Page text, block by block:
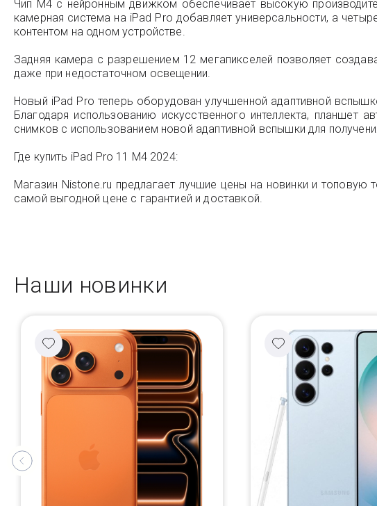
Чип M4 с нейронным движком обеспечивает высокую
камерная система на iPad Pro добавляет универсальности, а
контентом на одном устройстве.
Задняя камера с разрешением 12 мегапикселей позволяет
даже при недостаточном освещении.
Новый iPad Pro теперь оборудован улучшенной адаптивной
Благодаря использованию искусственного интеллекта,
снимков с использованием новой адаптивной вспышки для
Где купить iPad Pro 11 M4 2024:
Магазин Nistone.ru предлагает лучшие цены на новинки и
самой выгодной цене с гарантией и доставкой.
Наши новинки